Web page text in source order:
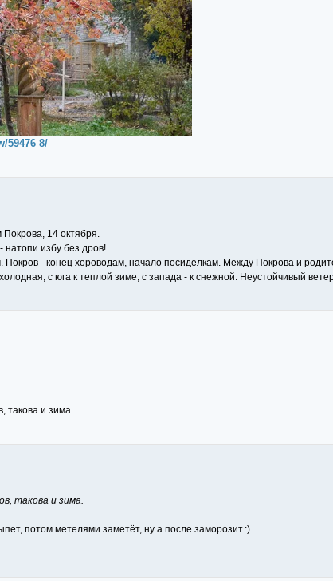
59476 8/
14 октября.
натопи избу без дров!
Покров - конец хороводам, начало посиделкам. Между Покрова и
с юга к теплой зиме, с запада - к снежной. Неустойчивый
такова и зима.
такова и зима.
потом метелями заметёт, ну а после заморозит.:)